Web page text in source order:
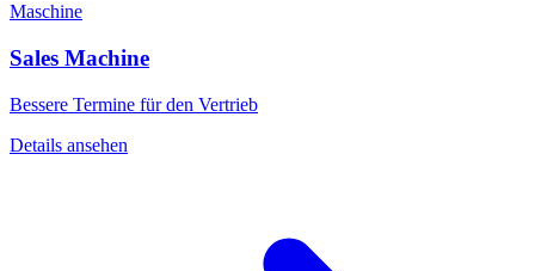
Maschine
Sales Machine
Bessere Termine für den Vertrieb
Details ansehen